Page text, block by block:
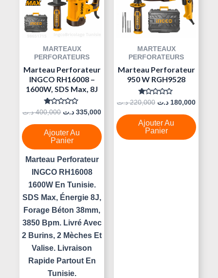
MARTEAUX
PERFORATEURS
Marteau Perforateur
INGCO RH16008 –
1600W, SDS Max, 8J
Note
Sur
5
400,000 د.ت 335,000 د.ت
Ajouter Au
Panier
Marteau Perforateur
INGCO RH16008
1600W En Tunisie.
SDS Max, Énergie 8J,
Forage Béton 38mm,
3850 Bpm. Livré Avec
2 Burins, 2 Mèches Et
Valise. Livraison
Rapide Partout En
Tunisie.
MARTEAUX
PERFORATEURS
Marteau Perforateur
950 W RGH9528
Note
Sur
5
220,000 د.ت 180,000 د.ت
Ajouter Au
Panier